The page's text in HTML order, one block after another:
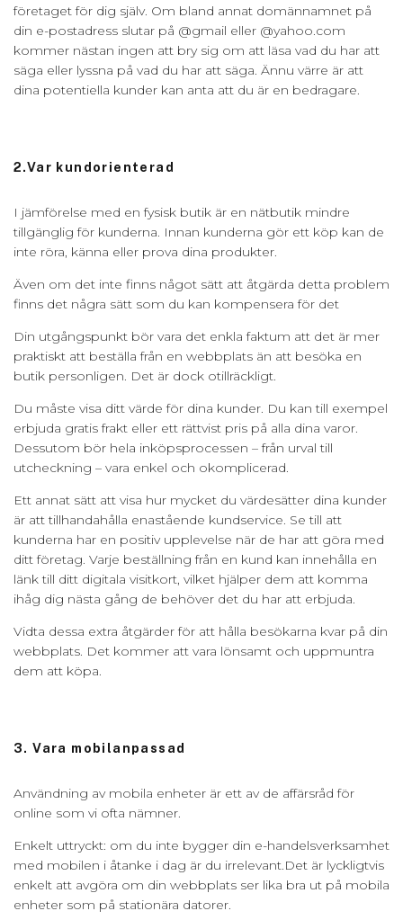
företaget för dig själv. Om bland annat domännamnet på
din e-postadress slutar på @gmail eller @yahoo.com
kommer nästan ingen att bry sig om att läsa vad du har att
säga eller lyssna på vad du har att säga. Ännu värre är att
dina potentiella kunder kan anta att du är en bedragare.
2.Var kundorienterad
I jämförelse med en fysisk butik är en nätbutik mindre
tillgänglig för kunderna. Innan kunderna gör ett köp kan de
inte röra, känna eller prova dina produkter.
Även om det inte finns något sätt att åtgärda detta problem
finns det några sätt som du kan kompensera för det
Din utgångspunkt bör vara det enkla faktum att det är mer
praktiskt att beställa från en webbplats än att besöka en
butik personligen. Det är dock otillräckligt.
Du måste visa ditt värde för dina kunder. Du kan till exempel
erbjuda gratis frakt eller ett rättvist pris på alla dina varor.
Dessutom bör hela inköpsprocessen – från urval till
utcheckning – vara enkel och okomplicerad.
Ett annat sätt att visa hur mycket du värdesätter dina kunder
är att tillhandahålla enastående kundservice. Se till att
kunderna har en positiv upplevelse när de har att göra med
ditt företag. Varje beställning från en kund kan innehålla en
länk till ditt digitala visitkort, vilket hjälper dem att komma
ihåg dig nästa gång de behöver det du har att erbjuda.
Vidta dessa extra åtgärder för att hålla besökarna kvar på din
webbplats. Det kommer att vara lönsamt och uppmuntra
dem att köpa.
3. Vara mobilanpassad
Användning av mobila enheter är ett av de affärsråd för
online som vi ofta nämner.
Enkelt uttryckt: om du inte bygger din e-handelsverksamhet
med mobilen i åtanke i dag är du irrelevant.Det är lyckligtvis
enkelt att avgöra om din webbplats ser lika bra ut på mobila
enheter som på stationära datorer.